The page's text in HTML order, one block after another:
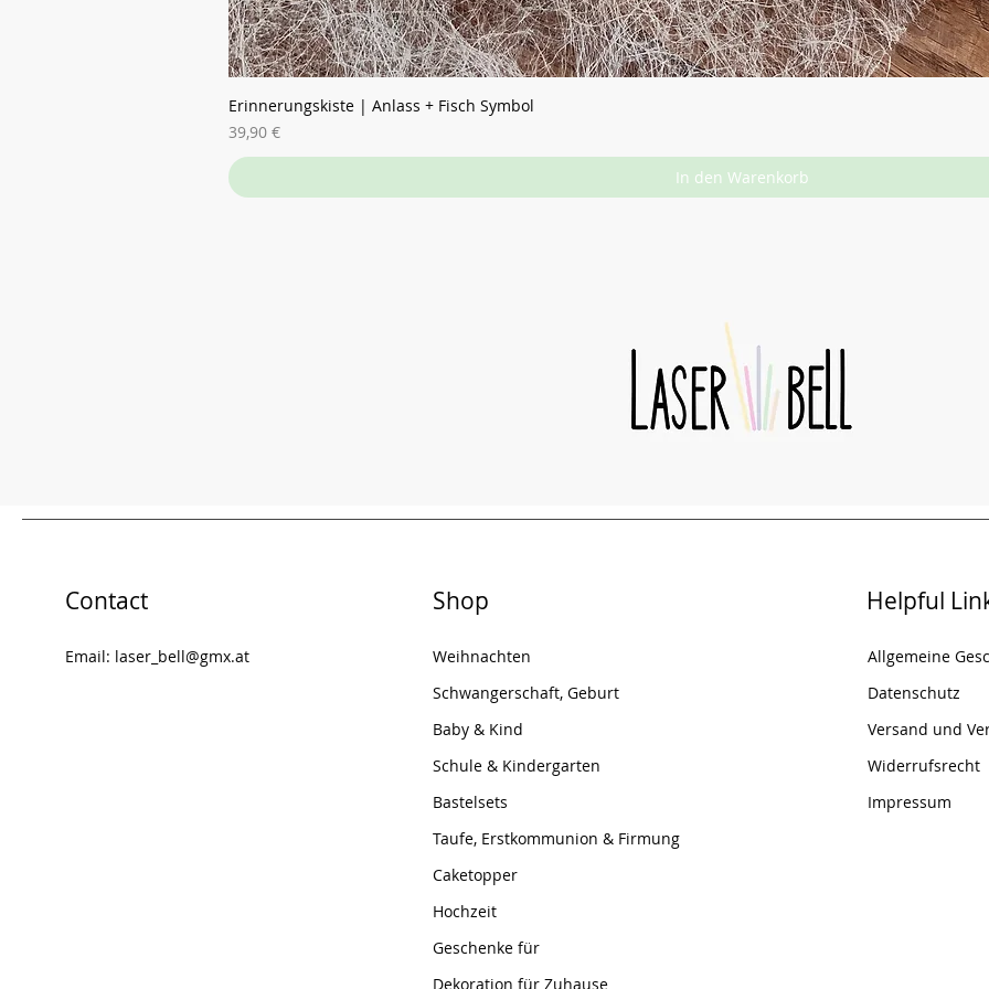
Erinnerungskiste | Anlass + Fisch Symbol
Preis
39,90 €
In den Warenkorb
Contact
Email: laser_bell@gmx.at
Shop
Weihnachten
Schwangerschaft, Geburt
Baby & Kind
Schule & Kindergarten
Bastelsets
Taufe, Erstkommunion & Firmung
Caketopper
Hochzeit
Geschenke für
Dekoration für Zuhause
Helpful
Allgemeine
Datenschutz
Versand und
Widerrufsrecht
Impressum